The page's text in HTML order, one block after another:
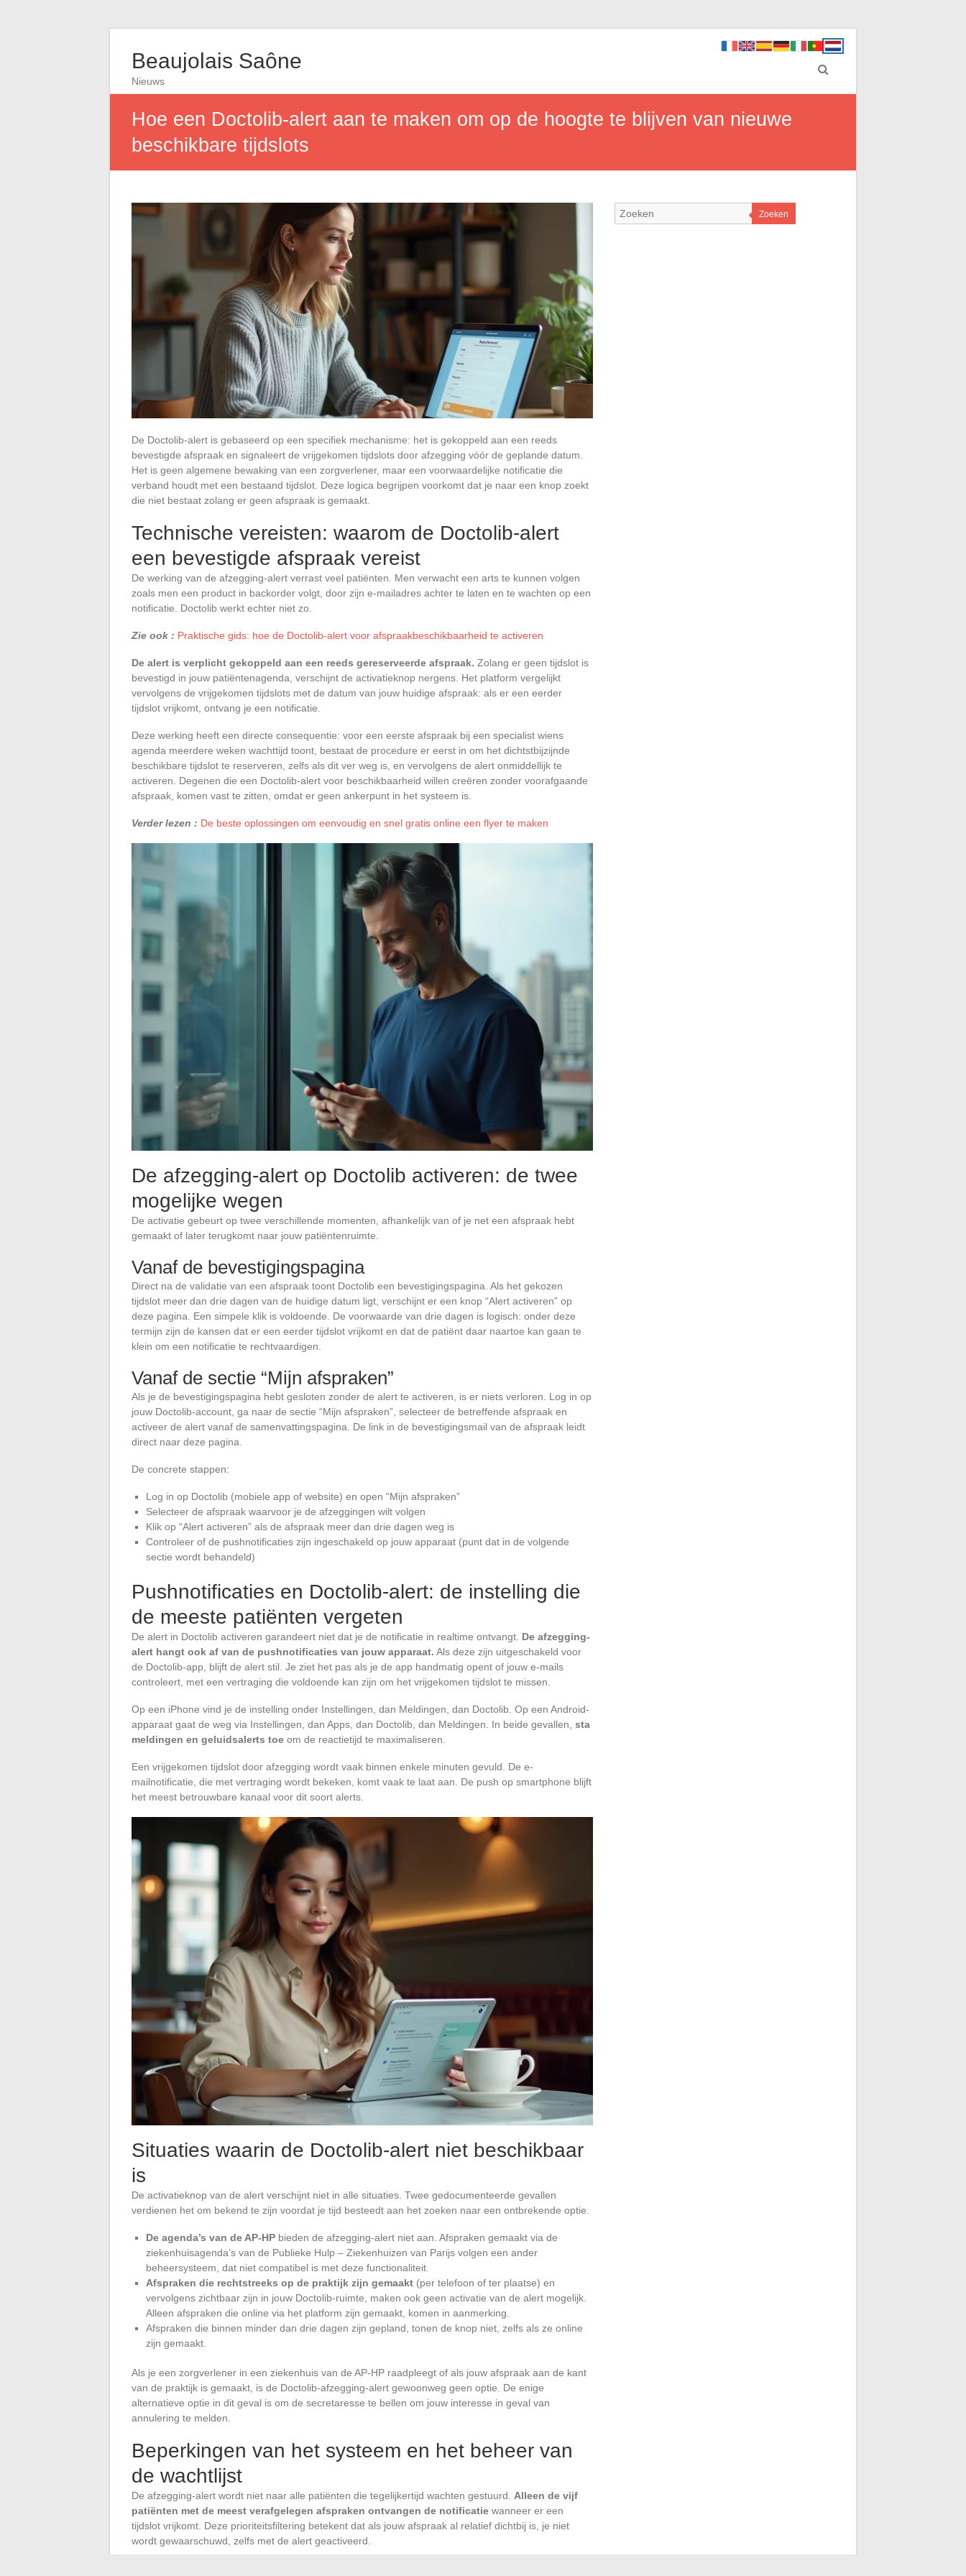
Beaujolais Saône
Nieuws
Hoe een Doctolib-alert aan te maken om op de hoogte te blijven van nieuwe
beschikbare tijdslots
De Doctolib-alert is gebaseerd op een specifiek mechanisme: het is gekoppeld aan een reeds
bevestigde afspraak en signaleert de vrijgekomen tijdslots door afzegging vóór de geplande datum.
Het is geen algemene bewaking van een zorgverlener, maar een voorwaardelijke notificatie die
verband houdt met een bestaand tijdslot. Deze logica begrijpen voorkomt dat je naar een knop zoekt
die niet bestaat zolang er geen afspraak is gemaakt.
Technische vereisten: waarom de Doctolib-alert
een bevestigde afspraak vereist
De werking van de afzegging-alert verrast veel patiënten. Men verwacht een arts te kunnen volgen
zoals men een product in backorder volgt, door zijn e-mailadres achter te laten en te wachten op een
notificatie. Doctolib werkt echter niet zo.
Zie ook : Praktische gids: hoe de Doctolib-alert voor afspraakbeschikbaarheid te activeren
De alert is verplicht gekoppeld aan een reeds gereserveerde afspraak. Zolang er geen tijdslot is
bevestigd in jouw patiëntenagenda, verschijnt de activatieknop nergens. Het platform vergelijkt
vervolgens de vrijgekomen tijdslots met de datum van jouw huidige afspraak: als er een eerder
tijdslot vrijkomt, ontvang je een notificatie.
Deze werking heeft een directe consequentie: voor een eerste afspraak bij een specialist wiens
agenda meerdere weken wachttijd toont, bestaat de procedure er eerst in om het dichtstbijzijnde
beschikbare tijdslot te reserveren, zelfs als dit ver weg is, en vervolgens de alert onmiddellijk te
activeren. Degenen die een Doctolib-alert voor beschikbaarheid willen creëren zonder voorafgaande
afspraak, komen vast te zitten, omdat er geen ankerpunt in het systeem is.
Verder lezen : De beste oplossingen om eenvoudig en snel gratis online een flyer te maken
De afzegging-alert op Doctolib activeren: de twee
mogelijke wegen
De activatie gebeurt op twee verschillende momenten, afhankelijk van of je net een afspraak hebt
gemaakt of later terugkomt naar jouw patiëntenruimte.
Vanaf de bevestigingspagina
Direct na de validatie van een afspraak toont Doctolib een bevestigingspagina. Als het gekozen
tijdslot meer dan drie dagen van de huidige datum ligt, verschijnt er een knop “Alert activeren” op
deze pagina. Een simpele klik is voldoende. De voorwaarde van drie dagen is logisch: onder deze
termijn zijn de kansen dat er een eerder tijdslot vrijkomt en dat de patiënt daar naartoe kan gaan te
klein om een notificatie te rechtvaardigen.
Vanaf de sectie “Mijn afspraken”
Als je de bevestigingspagina hebt gesloten zonder de alert te activeren, is er niets verloren. Log in op
jouw Doctolib-account, ga naar de sectie “Mijn afspraken”, selecteer de betreffende afspraak en
activeer de alert vanaf de samenvattingspagina. De link in de bevestigingsmail van de afspraak leidt
direct naar deze pagina.
De concrete stappen:
Log in op Doctolib (mobiele app of website) en open “Mijn afspraken”
Selecteer de afspraak waarvoor je de afzeggingen wilt volgen
Klik op “Alert activeren” als de afspraak meer dan drie dagen weg is
Controleer of de pushnotificaties zijn ingeschakeld op jouw apparaat (punt dat in de volgende
sectie wordt behandeld)
Pushnotificaties en Doctolib-alert: de instelling die
de meeste patiënten vergeten
De alert in Doctolib activeren garandeert niet dat je de notificatie in realtime ontvangt. De afzegging-
alert hangt ook af van de pushnotificaties van jouw apparaat. Als deze zijn uitgeschakeld voor
de Doctolib-app, blijft de alert stil. Je ziet het pas als je de app handmatig opent of jouw e-mails
controleert, met een vertraging die voldoende kan zijn om het vrijgekomen tijdslot te missen.
Op een iPhone vind je de instelling onder Instellingen, dan Meldingen, dan Doctolib. Op een Android-
apparaat gaat de weg via Instellingen, dan Apps, dan Doctolib, dan Meldingen. In beide gevallen, sta
meldingen en geluidsalerts toe om de reactietijd te maximaliseren.
Een vrijgekomen tijdslot door afzegging wordt vaak binnen enkele minuten gevuld. De e-
mailnotificatie, die met vertraging wordt bekeken, komt vaak te laat aan. De push op smartphone blijft
het meest betrouwbare kanaal voor dit soort alerts.
Situaties waarin de Doctolib-alert niet beschikbaar
is
De activatieknop van de alert verschijnt niet in alle situaties. Twee gedocumenteerde gevallen
verdienen het om bekend te zijn voordat je tijd besteedt aan het zoeken naar een ontbrekende optie.
De agenda’s van de AP-HP bieden de afzegging-alert niet aan. Afspraken gemaakt via de
ziekenhuisagenda’s van de Publieke Hulp – Ziekenhuizen van Parijs volgen een ander
beheersysteem, dat niet compatibel is met deze functionaliteit.
Afspraken die rechtstreeks op de praktijk zijn gemaakt (per telefoon of ter plaatse) en
vervolgens zichtbaar zijn in jouw Doctolib-ruimte, maken ook geen activatie van de alert mogelijk.
Alleen afspraken die online via het platform zijn gemaakt, komen in aanmerking.
Afspraken die binnen minder dan drie dagen zijn gepland, tonen de knop niet, zelfs als ze online
zijn gemaakt.
Als je een zorgverlener in een ziekenhuis van de AP-HP raadpleegt of als jouw afspraak aan de kant
van de praktijk is gemaakt, is de Doctolib-afzegging-alert gewoonweg geen optie. De enige
alternatieve optie in dit geval is om de secretaresse te bellen om jouw interesse in geval van
annulering te melden.
Beperkingen van het systeem en het beheer van
de wachtlijst
De afzegging-alert wordt niet naar alle patiënten die tegelijkertijd wachten gestuurd. Alleen de vijf
patiënten met de meest verafgelegen afspraken ontvangen de notificatie wanneer er een
tijdslot vrijkomt. Deze prioriteitsfiltering betekent dat als jouw afspraak al relatief dichtbij is, je niet
wordt gewaarschuwd, zelfs met de alert geactiveerd.
Zoeken